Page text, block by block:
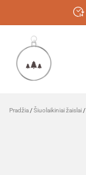
Pradžia /Šiuolaikiniai žaislai /